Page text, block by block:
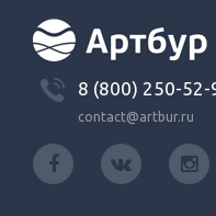
8 (800) 250-52-
contact@artbur.ru